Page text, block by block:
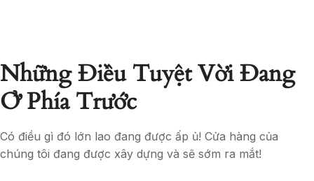
Những Điều Tuyệt Vời Đang
Ở Phía Trước
Có điều gì đó lớn lao đang được ấp ủ! Cửa hàng của
chúng tôi đang được xây dựng và sẽ sớm ra mắt!